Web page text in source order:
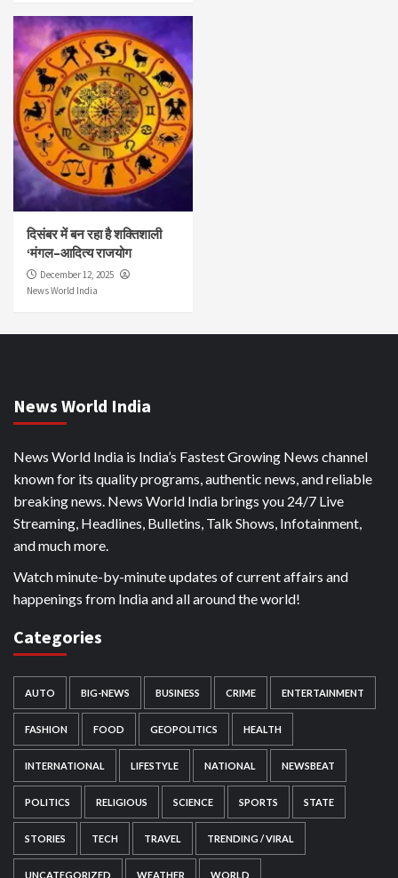
दिसंबर में बन रहा है शक्तिशाली
‘मंगल–आदित्य राजयोग
December 12, 2025
News World India
News World India
News World India is India’s Fastest Growing News channel
known for its quality programs, authentic news, and reliable
breaking news. News World India brings you 24/7 Live
Streaming, Headlines, Bulletins, Talk Shows, Infotainment,
and much more.
Watch minute-by-minute updates of current affairs and
happenings from India and all around the world!
Categories
AUTO BIG-NEWS BUSINESS CRIME ENTERTAINMENT
FASHION FOOD GEOPOLITICS HEALTH
INTERNATIONAL LIFESTYLE NATIONAL NEWSBEAT
POLITICS RELIGIOUS SCIENCE SPORTS STATE
STORIES TECH TRAVEL TRENDING / VIRAL
UNCATEGORIZED WEATHER WORLD